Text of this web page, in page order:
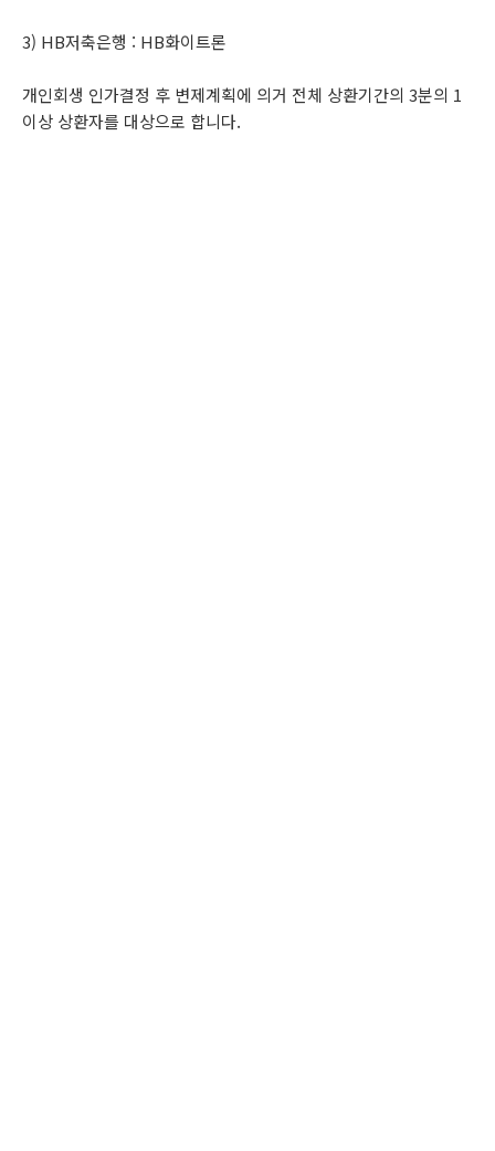
3) HB저축은행 : HB화이트론
개인회생 인가결정 후 변제계획에 의거 전체 상환기간의 3분의 1
이상 상환자를 대상으로 합니다.